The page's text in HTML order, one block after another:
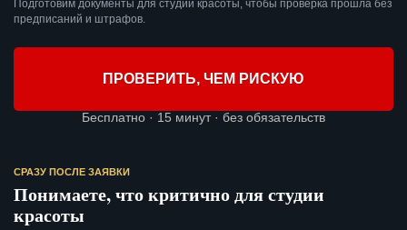
Подготовим документы для студии красоты, чтобы проверка прошла без
предписаний и штрафов.
ПРОВЕРИТЬ, ЧЕМ РИСКУЮ
Бесплатно · 15 минут · без обязательств
СРАЗУ ПОСЛЕ ЗАЯВКИ
Понимаете, что критично для студии
красоты